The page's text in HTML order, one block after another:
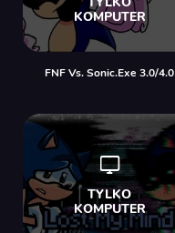
FNF Vs. Sonic.Exe 3.0/4.0